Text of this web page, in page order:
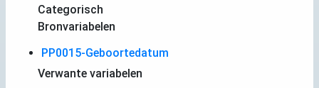
Categorisch
Bronvariabelen
PP0015-Geboortedatum
Verwante variabelen